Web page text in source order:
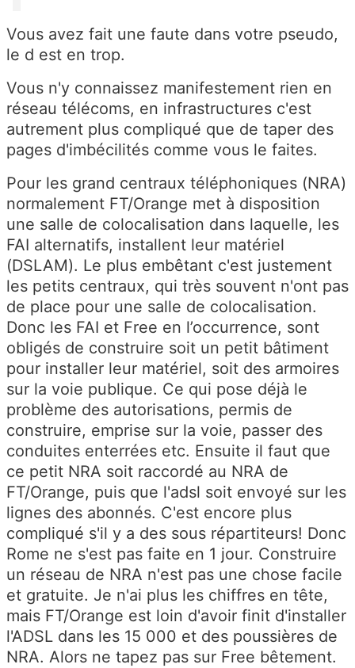
Vous avez fait une faute dans votre pseudo,
le d est en trop.
Vous n'y connaissez manifestement rien en
réseau télécoms, en infrastructures c'est
autrement plus compliqué que de taper des
pages d'imbécilités comme vous le faites.
Pour les grand centraux téléphoniques (NRA)
normalement FT/Orange met à disposition
une salle de colocalisation dans laquelle, les
FAI alternatifs, installent leur matériel
(DSLAM). Le plus embêtant c'est justement
les petits centraux, qui très souvent n'ont pas
de place pour une salle de colocalisation.
Donc les FAI et Free en l’occurrence, sont
obligés de construire soit un petit bâtiment
pour installer leur matériel, soit des armoires
sur la voie publique. Ce qui pose déjà le
problème des autorisations, permis de
construire, emprise sur la voie, passer des
conduites enterrées etc. Ensuite il faut que
ce petit NRA soit raccordé au NRA de
FT/Orange, puis que l'adsl soit envoyé sur les
lignes des abonnés. C'est encore plus
compliqué s'il y a des sous répartiteurs! Donc
Rome ne s'est pas faite en 1 jour. Construire
un réseau de NRA n'est pas une chose facile
et gratuite. Je n'ai plus les chiffres en tête,
mais FT/Orange est loin d'avoir finit d'installer
l'ADSL dans les 15 000 et des poussières de
NRA. Alors ne tapez pas sur Free bêtement.